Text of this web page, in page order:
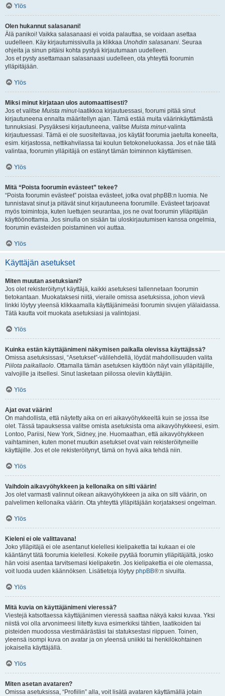
Ylös
Olen hukannut salasanani!
Älä panikoi! Vaikka salasanaasi ei voida palauttaa, se voidaan asettaa
uudelleen. Käy kirjautumissivulla ja klikkaa Unohdin salasanani. Seuraa
ohjeita ja sinun pitäisi kohta pystyä kirjautumaan uudelleen.
Jos et pysty asettamaan salasanaasi uudelleen, ota yhteyttä foorumin
ylläpitäjään.
Ylös
Miksi minut kirjataan ulos automaattisesti?
Jos et valitse Muista minut-laatikkoa kirjautuessasi, foorumi pitää sinut
kirjautuneena ennalta määritellyn ajan. Tämä estää muita väärinkäyttämästä
tunnuksiasi. Pysyäksesi kirjautuneena, valitse Muista minut-valinta
kirjautuessasi. Tämä ei ole suositeltavaa, jos käytät foorumia jaetulta koneelta,
esim. kirjastossa, nettikahvilassa tai koulun tietokoneluokassa. Jos et näe tätä
valintaa, foorumin ylläpitäjä on estänyt tämän toiminnon käyttämisen.
Ylös
Mitä “Poista foorumin evästeet” tekee?
“Poista foorumin evästeet” poistaa evästeet, jotka ovat phpBB:n luomia. Ne
tunnistavat sinut ja pitävät sinut kirjautuneena foorumille. Evästeet tarjoavat
myös toimintoja, kuten luettujen seurantaa, jos ne ovat foorumin ylläpitäjän
käyttöönottamia. Jos sinulla on sisään tai uloskirjautumisen kanssa ongelmia,
foorumin evästeiden poistaminen voi auttaa.
Ylös
Käyttäjän asetukset
Miten muutan asetuksiani?
Jos olet rekisteröitynyt käyttäjä, kaikki asetuksesi tallennetaan foorumin
tietokantaan. Muokataksesi niitä, vieraile omissa asetuksissa, johon vievä
linkki löytyy yleensä klikkaamalla käyttäjänimeäsi foorumin sivujen ylälaidassa.
Tätä kautta voit muokata asetuksiasi ja valintojasi.
Ylös
Kuinka estän käyttäjänimeni näkymisen paikalla olevissa käyttäjissä?
Omissa asetuksissasi, “Asetukset”-välilehdellä, löydät mahdollisuuden valita
Piilota paikallaolo. Ottamalla tämän asetuksen käyttöön näyt vain ylläpitäjille,
valvojille ja itsellesi. Sinut lasketaan piilossa oleviin käyttäjiin.
Ylös
Ajat ovat väärin!
On mahdollista, että näytetty aika on eri aikavyöhykkeeltä kuin se jossa itse
olet. Tässä tapauksessa valitse omista asetuksista oma aikavyöhykkeesi, esim.
Lontoo, Pariisi, New York, Sidney, jne. Huomaathan, että aikavyöhykkeen
vaihtaminen, kuten monet muutkin asetukset ovat vain rekisteröityneille
käyttäjille. Jos et ole rekisteröitynyt, tämä on hyvä aika tehdä niin.
Ylös
Vaihdoin aikavyöhykkeen ja kellonaika on silti väärin!
Jos olet varmasti valinnut oikean aikavyöhykkeen ja aika on silti väärin, on
palvelimen kellonaika väärin. Ota yhteyttä ylläpitäjään korjataksesi ongelman.
Ylös
Kieleni ei ole valittavana!
Joko ylläpitäjä ei ole asentanut kielellesi kielipakettia tai kukaan ei ole
kääntänyt tätä foorumia kielellesi. Kokeile pyytää foorumin ylläpitäjältä, josko
hän voisi asentaa tarvitsemasi kielipaketin. Jos kielipakettia ei ole olemassa,
voit luoda uuden käännöksen. Lisätietoja löytyy phpBB®:n sivuilta.
Ylös
Mitä kuvia on käyttäjänimeni vieressä?
Viestejä katsottaessa käyttäjänimen vieressä saattaa näkyä kaksi kuvaa. Yksi
niistä voi olla arvonimeesi liitetty kuva esimerkiksi tähtien, laatikoiden tai
pisteiden muodossa viestimäärästäsi tai statuksestasi riippuen. Toinen,
yleensä isompi kuva on avatar ja on yleensä uniikki tai henkilökohtainen
jokaisella käyttäjällä.
Ylös
Miten asetan avataren?
Omissa asetuksissa, “Profiilin” alla, voit lisätä avataren käyttämällä jotain